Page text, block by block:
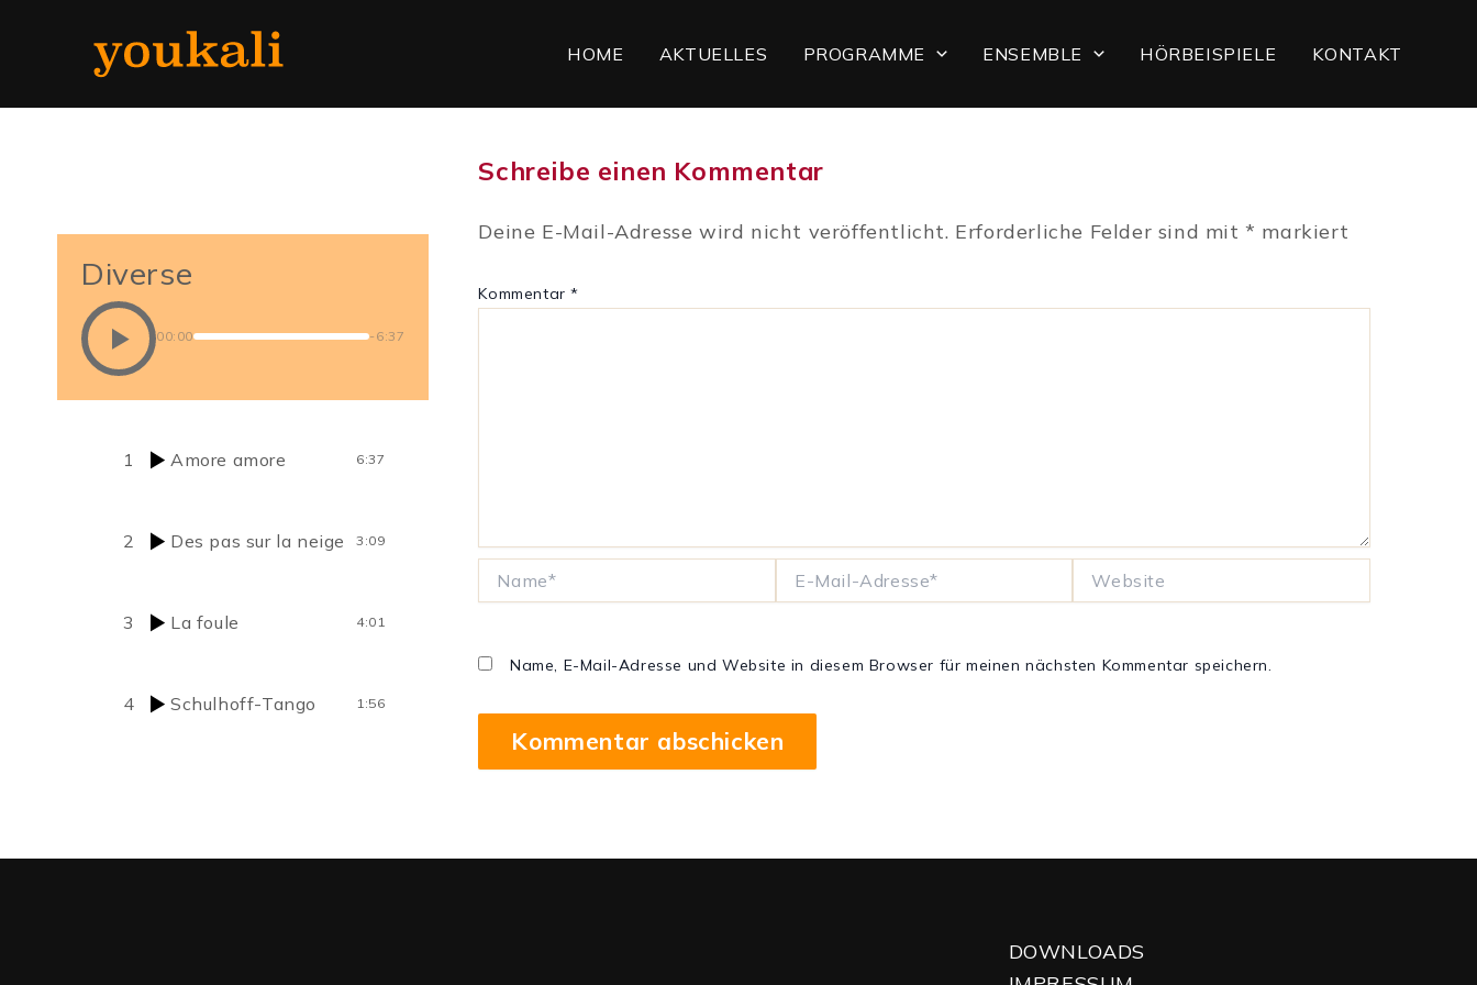
HOME AKTUELLES PROGRAMME ENSEMBLE HÖRBEISPIELE KONTAKT
Diverse
00:00 -6:37
1 Amore amore 6:37
2 Des pas sur la neige 3:09
3 La foule 4:01
4 Schulhoff-Tango 1:56
Schreibe einen Kommentar
Deine E-Mail-Adresse wird nicht veröffentlicht. Erforderliche Felder sind mit* markiert
Kommentar*
Mail-
Name, E-Mail-Adresse und Website in diesem Browser für meinen nächsten Kommentar speichern.
DOWNLOADS